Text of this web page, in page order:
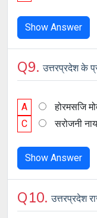
Show Answer
Q9.उत्तरप्रदेश के
A होरमसजि
C
सरोजनी
Show Answer
Q10.उत्तरप्रदेश